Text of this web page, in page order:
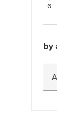
6
by